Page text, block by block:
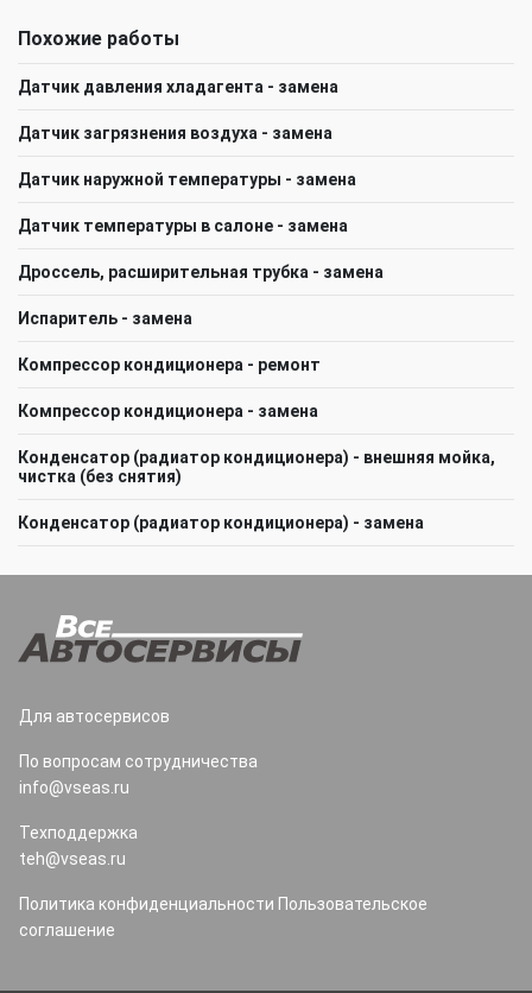
Похожие работы
Датчик давления хладагента - замена
Датчик загрязнения воздуха - замена
Датчик наружной температуры - замена
Датчик температуры в салоне - замена
Дроссель, расширительная трубка - замена
Испаритель - замена
Компрессор кондиционера - ремонт
Компрессор кондиционера - замена
Конденсатор (радиатор кондиционера) - внешняя мойка,
чистка (без снятия)
Конденсатор (радиатор кондиционера) - замена
Для автосервисов
По вопросам сотрудничества
info@vseas.ru
Техподдержка
teh@vseas.ru
Политика конфиденциальности Пользовательское
соглашение